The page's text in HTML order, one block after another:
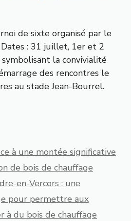
de sixte organisé par le
Dates : 31 juillet, 1er et 2
la convivialité
des rencontres le
au stade Jean-Bourrel.
à une montée significative
de bois de chauffage
en-Vercors : une
pour permettre aux
à du bois de chauffage